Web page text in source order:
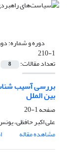
دوره و شماره:
1-210
تعداد مقالات: 8
بررسی آسیب
بین الملل
صفحه1-20
علی اکبر حافظی،
مشاهده مقاله